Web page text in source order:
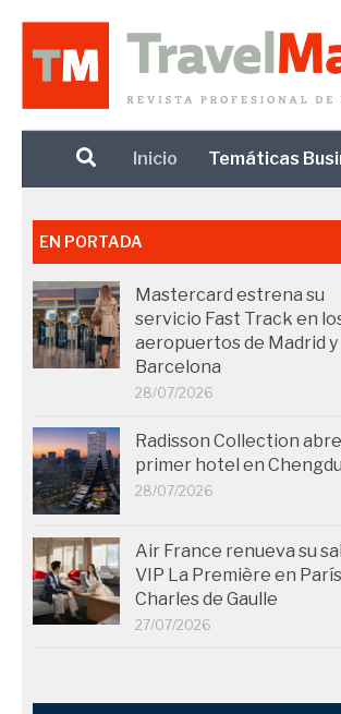
Debajo del contenido
Inicio Temáticas
EN PORTADA
Mastercard estrena su
servicio Fast Track en
aeropuertos de Madrid y
Barcelona
28/07/2026
Radisson Collection
primer hotel en Chengdu
28/07/2026
Air France renueva su
VIP La Première en
Charles de Gaulle
27/07/2026